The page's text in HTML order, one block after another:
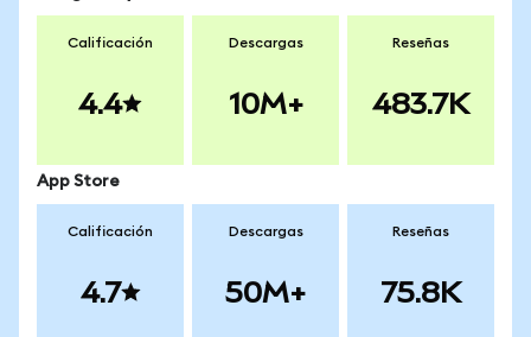
Calificación
4.4
Descargas
10M+
Reseñas
483.7K
App Store
Calificación
4.7
Descargas
50M+
Reseñas
75.8K